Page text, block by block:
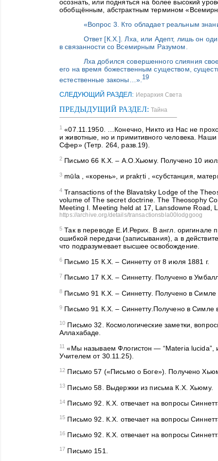
осознать, или подняться на более высокий
обобщённым, абстрактным термином
«Вопрос 3. Кто обладает реальным
Ответ [К.Х.]. Лха, или Адепт, лишь он
в связанности со Всемирным Разумом.
Лха добился совершенного слияния
его на время божественным существом,
естественные законы…». 19
СЛЕДУЮЩИЙ РАЗДЕЛ: Иерархия Света
ПРЕДЫДУЩИЙ РАЗДЕЛ: Тайна
1 «07.11.1950. …Конечно, Никто из Нас не
и животные, но и примитивного человека.
Сфер» (Тетр. 264, разв.19).
2 Письмо 66 К.Х. – А.О.Хьюму. Получено 10
3 mū la, «корень», и prakṛti, «субстанция,
4 Transactions of the Blavatsky Lodge of the
volume of The secret doctrine. The Theosophy
Meeting I. Meeting held at 17, Lansdowne Road,
https://archive.org/details/transactionsbla00 lodggoog
5 Так в переводе Е.И.Рерих. В англ. оригинале
ошибкой передачи (записывания), а в
что подразумевает высшее освобождение.
6 Письмо 15 К.Х. – Синнетту от 8 июля 1881 г.
7 Письмо 17 К.Х. – Синнетту. Получено в
8 Письмо 91 К.Х. – Синнетту. Получено в Симле
9 Письмо 91 К.Х. – Синнетту.Получено в Симле
10 Письмо 32. Космологические заметки,
Аллахабаде.
11 «Мы называем Флогистон — “Materia lucida”,
Учителем от 30.11.25).
12 Письмо 57 («Письмо о Боге»). Получено
13 Письмо 58. Выдержки из письма К.Х. Хьюму.
14 Письмо 92. К.Х. отвечает на вопросы
15 Письмо 92. К.Х. отвечает на вопросы
16 Письмо 92. К.Х. отвечает на вопросы
17 Письмо 151.